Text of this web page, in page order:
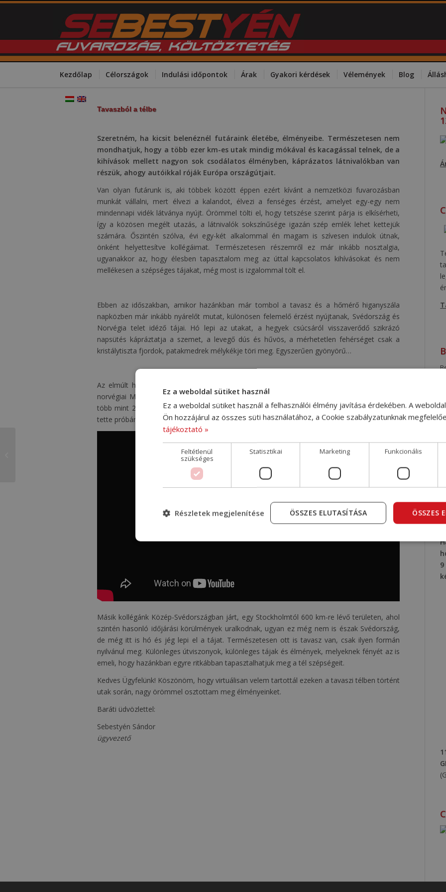
Kezdőlap Célországok Indulási időpontok Árak Gyakori kérdések Vélemények Blog
Tavaszból a télbe
Szeretném, ha kicsit belenéznél futáraink életébe, élményeibe. Természetesen nem
mondhatjuk, hogy a több ezer km-es utak mindig mókával és kacagással telnek, de a
kihívások mellett nagyon sok csodálatos élményben, káprázatos látnivalókban van
részük, ahogy autóikkal róják Európa országútjait.
Van olyan futárunk is, aki többek között éppen ezért kívánt a nemzetközi fuvarozásban
munkát vállalni, mert élvezi a kalandot, élvezi a fenséges érzést, amelyet egy-egy nem
mindennapi vidék látványa nyújt. Örömmel tölti el, hogy tetszése szerint párja is elkísérheti,
így a közösen megélt utazás, a látnivalók sokszínűsége igazán szép emlék lehet kettejük
számára. Őszintén szólva, évi egy-két alkalommal én magam is szívesen indulok útnak,
önként helyettesítve kollégáimat. Természetesen részemről ez már inkább nosztalgia,
ugyanakkor az, hogy élesben tapasztalom meg az úttal kapcsolatos kihívásokat és nem
mellékesen a szépséges tájakat, még most is izgalommal tölt el.
Ebben az időszakban, amikor hazánkban már tombol a tavasz és a hőmérő higanyszála
napközben már inkább nyárelőt mutat, különösen felemelő érzést nyújtanak, Svédország és
Norvégia telet idéző tájai. Hó lepi az utakat, a hegyek csúcsáról visszaverődő szikrázó
napsütés kápráztatja a szemet, a levegő dús és hűvös, a mérhetetlen fehérséget csak a
kristálytiszta fjordok, patakmedrek mélykékje töri meg. Egyszerűen gyönyörű…
Az elmúlt héten 1-1 autó járt ilyen tájakon, kollégánk különösen szép képeket készített a
norvégiai Molde város felett lévő magaslatról fotózva. Innét, Európában egyedülálló módon
több mint 200 hegycsúcs csodálható meg és az odajutás során meredeken ívelő szerpentin
tette próbára az autó és a sofőrünk képességeit. Mindenesetre megérte…
Másik kollégánk Közép-Svédországban járt, egy Stockholmtól 600 km-re lévő területen, ahol
szintén hasonló időjárási körülmények uralkodnak, ugyan ez még nem is észak Svédország,
de még itt is hó és jég lepi el a tájat. Természetesen ott is tavasz van, csak ilyen formán
nyilvánul meg. Különleges útviszonyok, különleges tájak és élmények, melyeknek fényét az is
emeli, hogy hazánkban egyre ritkábban tapasztalhatjuk meg a tél szépségeit.
Kedves Ügyfelünk! Köszönöm, hogy virtuálisan velem tartottál ezeken a tavaszi télben történt
utak során, nagy örömmel osztottam meg élményeinket.
Baráti üdvözlettel:
Sebestyén Sándor
ügyvezető
Ez a weboldal sütiket használ
Ez a weboldal sütiket használ a felhasználói élmény javítása érdekében. A
Ön hozzájárul az összes süti használatához, a Cookie szabályzatunknak
tájékoztató »
Feltétlenül
szükséges
Statisztikai Marketing Funkcionális
ÖSSZES
ÖSSZES ELUTASÍTÁSA
Részletek megjelenítése